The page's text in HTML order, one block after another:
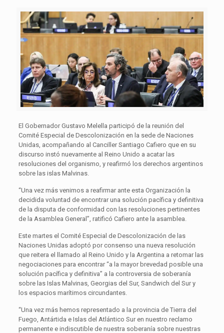
El Gobernador Gustavo Melella participó de la reunión del
Comité Especial de Descolonización en la sede de Naciones
Unidas, acompañando al Canciller Santiago Cafiero que en su
discurso instó nuevamente al Reino Unido a acatar las
resoluciones del organismo, y reafirmó los derechos argentinos
sobre las islas Malvinas.
“Una vez más venimos a reafirmar ante esta Organización la
decidida voluntad de encontrar una solución pacífica y definitiva
de la disputa de conformidad con las resoluciones pertinentes
de la Asamblea General”, ratificó Cafiero ante la asamblea.
Este martes el Comité Especial de Descolonización de las
Naciones Unidas adoptó por consenso una nueva resolución
que reitera el llamado al Reino Unido y la Argentina a retomar las
negociaciones para encontrar “a la mayor brevedad posible una
solución pacífica y definitiva” a la controversia de soberanía
sobre las Islas Malvinas, Georgias del Sur, Sandwich del Sur y
los espacios marítimos circundantes.
“Una vez más hemos representado a la provincia de Tierra del
Fuego, Antártida e Islas del Atlántico Sur en nuestro reclamo
permanente e indiscutible de nuestra soberanía sobre nuestras